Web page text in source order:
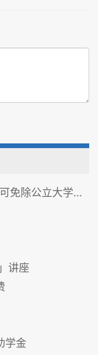
立大学4年学杂费
讲座
学金